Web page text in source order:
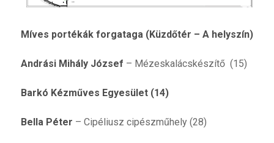
Míves portékák forgataga (Küzdőtér – A helyszín)
Andrási Mihály József – Mézeskalácskészítő (15)
Barkó Kézműves Egyesület (14)
Bella Péter – Cipéliusz cipészműhely (28)